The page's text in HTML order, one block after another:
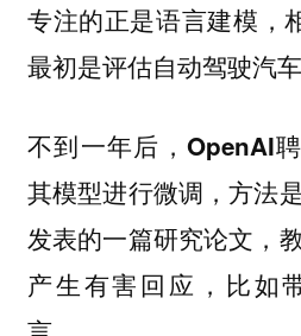
专注的正是语言建模，
最初是评估自动驾驶汽
不到一年后， OpenAI
其模型进行微调，方法
发表的一篇研究论文，
产生有害回应，比如